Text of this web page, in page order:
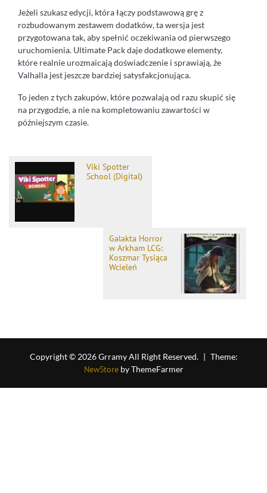
Jeżeli szukasz edycji, która łączy podstawową grę z
rozbudowanym zestawem dodatków, ta wersja jest
przygotowana tak, aby spełnić oczekiwania od pierwszego
uruchomienia. Ultimate Pack daje dodatkowe elementy,
które realnie urozmaicają doświadczenie i sprawiają, że
Valhalla jest jeszcze bardziej satysfakcjonująca.
To jeden z tych zakupów, które pozwalają od razu skupić się
na przygodzie, a nie na kompletowaniu zawartości w
późniejszym czasie.
Viki Spotter
School (Digital)
Galakta Horror
w Arkham LCG:
Koszmar Tysiąca
Wcieleń
Copyright © 2026 Grramy All Right Reserved. | Theme:
NewStoreby ThemeFarmer